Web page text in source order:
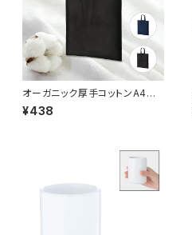
オーガニック厚手コットンA4フラ
ットバッグ MG
¥438